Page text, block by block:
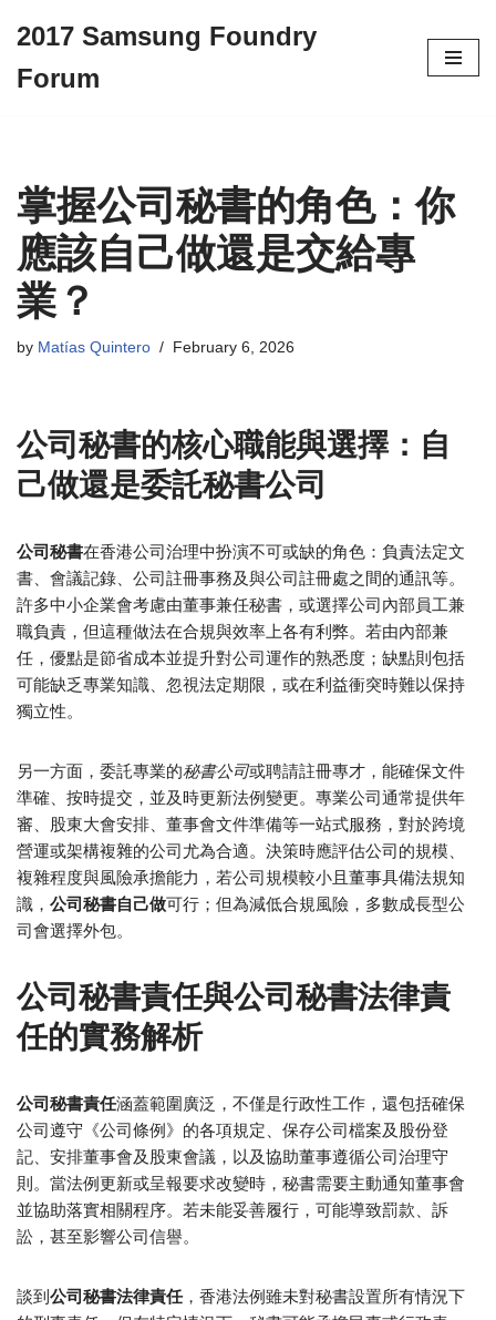
to
2017 Samsung Foundry
Forum
掌握公司秘書的角色：你
應該自己做還是交給專
業？
by Matías Quintero February 6, 2026
公司秘書的核心職能與選擇：自
己做還是委託秘書公司
公司秘書在香港公司治理中扮演不可或缺的角色：負責法定文
書、會議記錄、公司註冊事務及與公司註冊處之間的通訊等。
許多中小企業會考慮由董事兼任秘書，或選擇公司內部員工兼
職負責，但這種做法在合規與效率上各有利弊。若由內部兼
任，優點是節省成本並提升對公司運作的熟悉度；缺點則包括
可能缺乏專業知識、忽視法定期限，或在利益衝突時難以保持
獨立性。
另一方面，委託專業的秘書公司或聘請註冊專才，能確保文件
準確、按時提交，並及時更新法例變更。專業公司通常提供年
審、股東大會安排、董事會文件準備等一站式服務，對於跨境
營運或架構複雜的公司尤為合適。決策時應評估公司的規模、
複雜程度與風險承擔能力，若公司規模較小且董事具備法規知
識， 公司秘書自己做可行；但為減低合規風險，多數成長型公
司會選擇外包。
公司秘書責任與公司秘書法律責
任的實務解析
公司秘書責任涵蓋範圍廣泛，不僅是行政性工作，還包括確保
公司遵守《公司條例》的各項規定、保存公司檔案及股份登
記、安排董事會及股東會議，以及協助董事遵循公司治理守
則。當法例更新或呈報要求改變時，秘書需要主動通知董事會
並協助落實相關程序。若未能妥善履行，可能導致罰款、訴
訟，甚至影響公司信譽。
談到 公司秘書法律責任，香港法例雖未對秘書設置所有情況下